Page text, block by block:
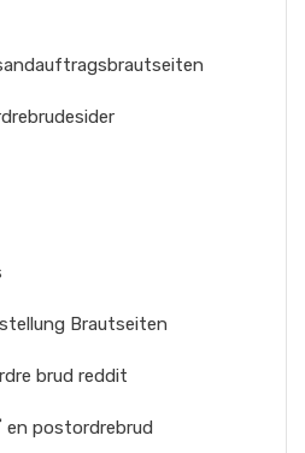
Brautseiten
brud reddit
postordrebrud